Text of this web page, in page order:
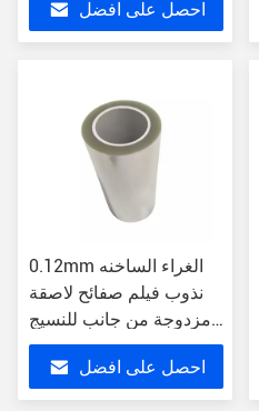
احصل على افضل
0.12mm الغراء الساخنه
نذوب فيلم صفائح لاصقة
مزدوجة من جانب للنسيج
النسيج
احصل على افضل